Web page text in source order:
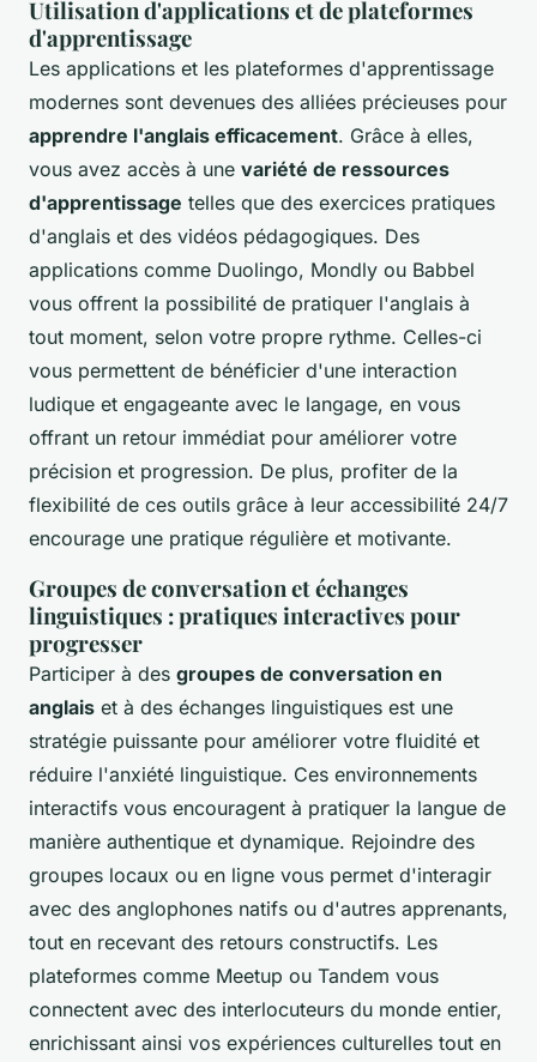
Utilisation d'applications et de plateformes
d'apprentissage
Les applications et les plateformes d'apprentissage
modernes sont devenues des alliées précieuses pour
apprendre l'anglais efficacement. Grâce à elles,
vous avez accès à une variété de ressources
d'apprentissage telles que des exercices pratiques
d'anglais et des vidéos pédagogiques. Des
applications comme Duolingo, Mondly ou Babbel
vous offrent la possibilité de pratiquer l'anglais à
tout moment, selon votre propre rythme. Celles-ci
vous permettent de bénéficier d'une interaction
ludique et engageante avec le langage, en vous
offrant un retour immédiat pour améliorer votre
précision et progression. De plus, profiter de la
flexibilité de ces outils grâce à leur accessibilité 24/7
encourage une pratique régulière et motivante.
Groupes de conversation et échanges
linguistiques : pratiques interactives pour
progresser
Participer à des groupes de conversation en
anglais et à des échanges linguistiques est une
stratégie puissante pour améliorer votre fluidité et
réduire l'anxiété linguistique. Ces environnements
interactifs vous encouragent à pratiquer la langue de
manière authentique et dynamique. Rejoindre des
groupes locaux ou en ligne vous permet d'interagir
avec des anglophones natifs ou d'autres apprenants,
tout en recevant des retours constructifs. Les
plateformes comme Meetup ou Tandem vous
connectent avec des interlocuteurs du monde entier,
enrichissant ainsi vos expériences culturelles tout en